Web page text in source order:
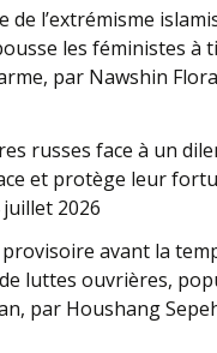
de l’extrémisme
les féministes à
par Nawshin
russes face à un
et protège leur
2026
provisoire avant la
luttes ouvrières,
par Houshang